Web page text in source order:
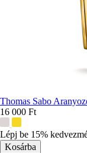
Thomas Sabo
16 000 Ft
színek:
Lépj be 15%